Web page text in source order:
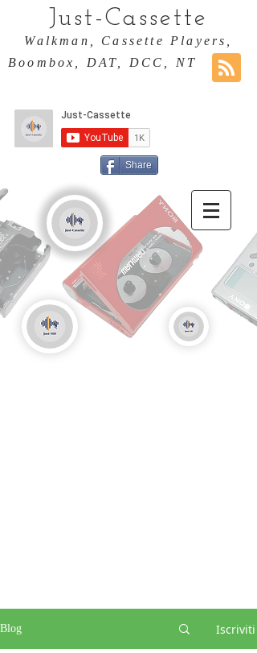
Just-Cassette
Walkman, Cassette Players,
Boombox, DAT, DCC, NT
Share
Blog Iscriviti